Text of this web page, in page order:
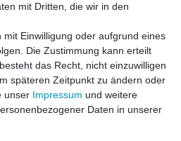
mit Dritten, die wir in den
Einwilligung oder aufgrund eines
Die Zustimmung kann erteilt
das Recht, nicht einzuwilligen
späteren Zeitpunkt zu ändern oder
unser Impressum und weitere
Daten in unserer